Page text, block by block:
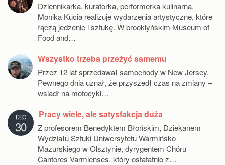
Dziennikarka, kuratorka, performerka kulinarna.
Monika Kucia realizuje wydarzenia artystyczne, które
łączą jedzenie i sztukę. W brooklyńskim Museum of
Food and…
Wszystko trzeba przeżyć samemu
Przez 12 lat sprzedawał samochody w New Jersey.
Pewnego dnia uznał, że przyszedł czas na zmiany –
wsiadł na motocykl…
DEC
30
Pracy wiele, ale satysfakcja duża
Z profesorem Benedyktem Błońskim, Dziekanem
Wydziału Sztuki Uniwersytetu Warmińsko -
Mazurskiego w Olsztynie, dyrygentem Chóru
Cantores Varmienses, który ostatatnio z…